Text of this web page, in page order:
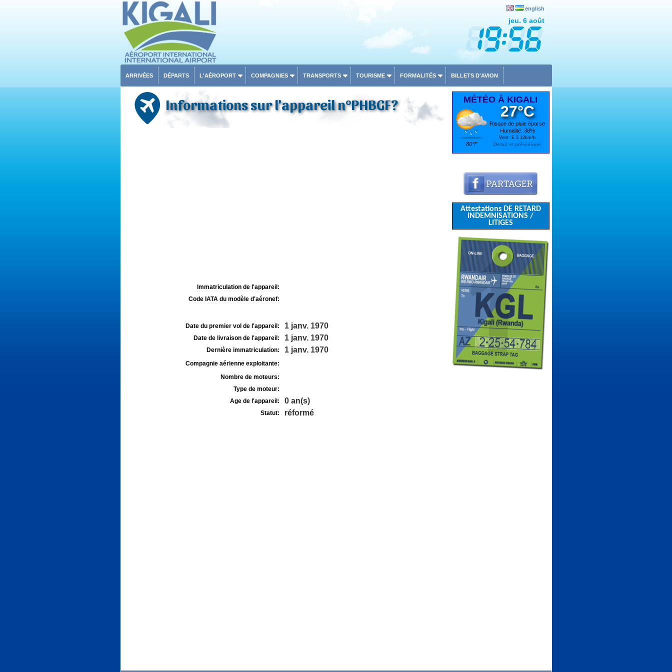
english
jeu. 6 août
ARRIVÉES DÉPARTS L'AÉROPORT COMPAGNIES TRANSPORTS TOURISME FORMALITÉS BILLETS D'AVION
Informations sur l'appareil n°PHBGF?
Immatriculation de l'appareil:
Code IATA du modèle d'aéronef:
Date du premier vol de l'appareil: 1 janv. 1970
Date de livraison de l'appareil: 1 janv. 1970
Dernière immatriculation: 1 janv. 1970
Compagnie aérienne exploitante:
Nombre de moteurs:
Type de moteur:
Age de l'appareil:
0 an(s)
Statut: réformé
MÉTÉO À KIGALI
80°F
27°C
Risque de pluie éparse
Humidité: 38%
Vent: E à 12km/h
Détail et prévisions
Attestations DE RETARD
INDEMNISATIONS /
LITIGES